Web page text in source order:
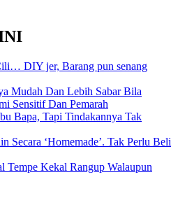
DIY jer, Barang pun senang
Mudah Dan Lebih Sabar Bila
Sensitif Dan Pemarah
Bapa, Tapi Tindakannya Tak
Secara ‘Homemade’. Tak Perlu Beli
Tempe Kekal Rangup Walaupun